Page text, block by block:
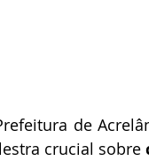
de
crucial sobre